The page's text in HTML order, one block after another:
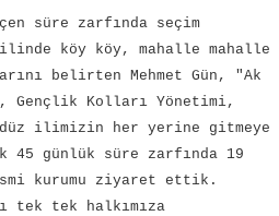
süre zarfında seçim
köy köy, mahalle mahalle
belirten Mehmet Gün, "Ak
Gençlik Kolları Yönetimi,
ilimizin her yerine gitmeye
45 günlük süre zarfında 19
kurumu ziyaret ettik.
tek tek halkımıza